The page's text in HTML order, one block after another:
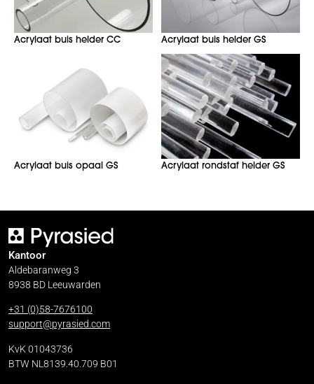
Acrylaat buis helder CC Acrylaat buis helder GS
Acrylaat buis opaal GS Acrylaat rondstaf helder GS
Kantoor
Aldebaranweg 3
8938 BD Leeuwarden
+31 (0)58-7676100
support@pyrasied.com
KvK 01043736
BTW NL8139.40.709 B01